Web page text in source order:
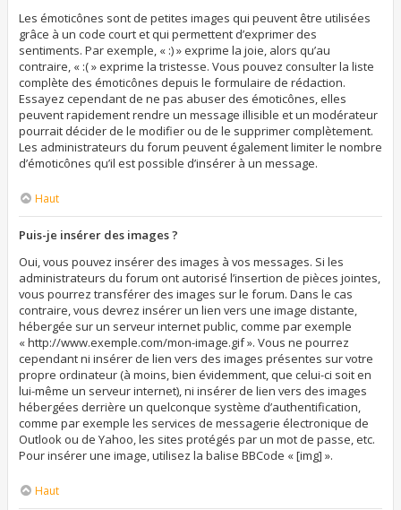
Les émoticônes sont de petites images qui peuvent être utilisées
grâce à un code court et qui permettent d’exprimer des
sentiments. Par exemple, « :) » exprime la joie, alors qu’au
contraire, « :( » exprime la tristesse. Vous pouvez consulter la liste
complète des émoticônes depuis le formulaire de rédaction.
Essayez cependant de ne pas abuser des émoticônes, elles
peuvent rapidement rendre un message illisible et un modérateur
pourrait décider de le modifier ou de le supprimer complètement.
Les administrateurs du forum peuvent également limiter le nombre
d’émoticônes qu’il est possible d’insérer à un message.
Haut
Puis-je insérer des images ?
Oui, vous pouvez insérer des images à vos messages. Si les
administrateurs du forum ont autorisé l’insertion de pièces jointes,
vous pourrez transférer des images sur le forum. Dans le cas
contraire, vous devrez insérer un lien vers une image distante,
hébergée sur un serveur internet public, comme par exemple
« http://www.exemple.com/mon-image.gif ». Vous ne pourrez
cependant ni insérer de lien vers des images présentes sur votre
propre ordinateur (à moins, bien évidemment, que celui-ci soit en
lui-même un serveur internet), ni insérer de lien vers des images
hébergées derrière un quelconque système d’authentification,
comme par exemple les services de messagerie électronique de
Outlook ou de Yahoo, les sites protégés par un mot de passe, etc.
Pour insérer une image, utilisez la balise BBCode « [img] ».
Haut